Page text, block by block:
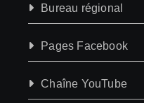
Bureau régional
Pages Facebook
Chaîne YouTube